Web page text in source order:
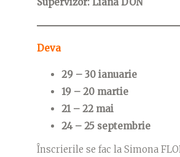
Deva
29 – 30 ianuarie
19 – 20 martie
21 – 22 mai
24 – 25 septembrie
Înscrierile se fac la Simona